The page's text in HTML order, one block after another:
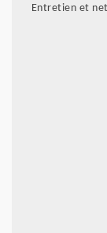
Entretien et